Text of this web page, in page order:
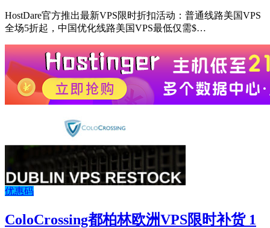
HostDare官方推出最新VPS限时折扣活动：普通线路美国VPS
全场5折起，中国优化线路美国VPS最低仅需$…
优惠码
ColoCrossing都柏林欧洲VPS限时补货 1